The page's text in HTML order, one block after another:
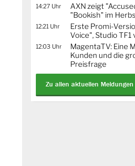
14:27 Uhr
AXN zeigt
"Bookish" im
12:21 Uhr
Erste Promi-
Voice", Studio
12:03 Uhr
MagentaTV: Eine
Kunden und die
Preisfrage
Zu allen aktuellen Meldungen